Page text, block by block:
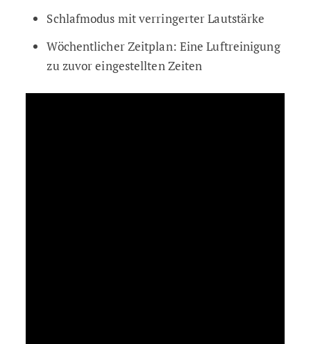
Schlafmodus mit verringerter Lautstärke
Wöchentlicher Zeitplan: Eine Luftreinigung
zu zuvor eingestellten Zeiten